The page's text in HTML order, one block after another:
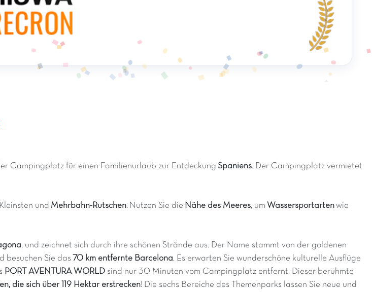
Campingplatz für einen Familienurlaub zur Entdeckung Spaniens. Der Campingplatz vermietet
und Mehrbahn-Rutschen. Nutzen Sie die Nähe des Meeres, um Wassersportartenwie
, und zeichnet sich durch ihre schönen Strände aus. Der Name stammt von der goldenen
besuchen Sie das 70 km entfernte Barcelona. Es erwarten Sie wunderschöne kulturelle Ausflüge
PORT AVENTURA WORLD sind nur 30 Minuten vom Campingplatz entfernt. Dieser berühmte
die sich über 119 Hektar erstrecken! Die sechs Bereiche des Themenparks lassen Sie neue und